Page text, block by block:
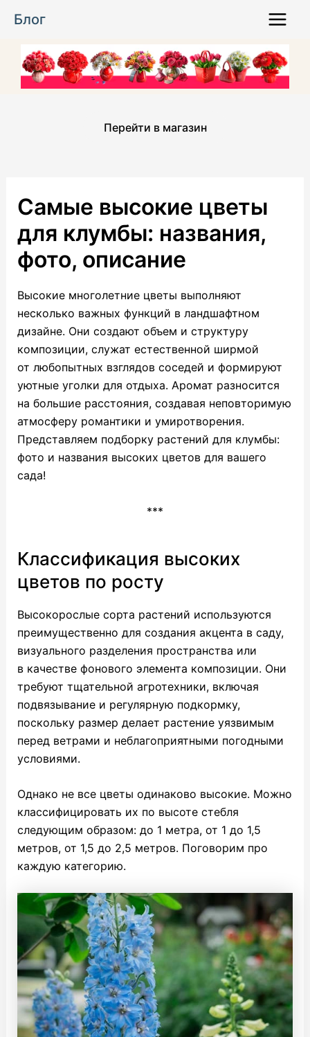
Блог
Menu
Перейти в магазин
Самые высокие цветы
для клумбы: названия,
фото, описание
Высокие многолетние цветы выполняют
несколько важных функций в ландшафтном
дизайне. Они создают объем и структуру
композиции, служат естественной ширмой
от любопытных взглядов соседей и формируют
уютные уголки для отдыха. Аромат разносится
на большие расстояния, создавая неповторимую
атмосферу романтики и умиротворения.
Представляем подборку растений для клумбы:
фото и названия высоких цветов для вашего
сада!
***
Классификация высоких
цветов по росту
Высокорослые сорта растений используются
преимущественно для создания акцента в саду,
визуального разделения пространства или
в качестве фонового элемента композиции. Они
требуют тщательной агротехники, включая
подвязывание и регулярную подкормку,
поскольку размер делает растение уязвимым
перед ветрами и неблагоприятными погодными
условиями.
Однако не все цветы одинаково высокие. Можно
классифицировать их по высоте стебля
следующим образом: до 1 метра, от 1 до 1,5
метров, от 1,5 до 2,5 метров. Поговорим про
каждую категорию.